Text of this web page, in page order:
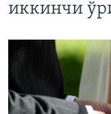
иккинчи